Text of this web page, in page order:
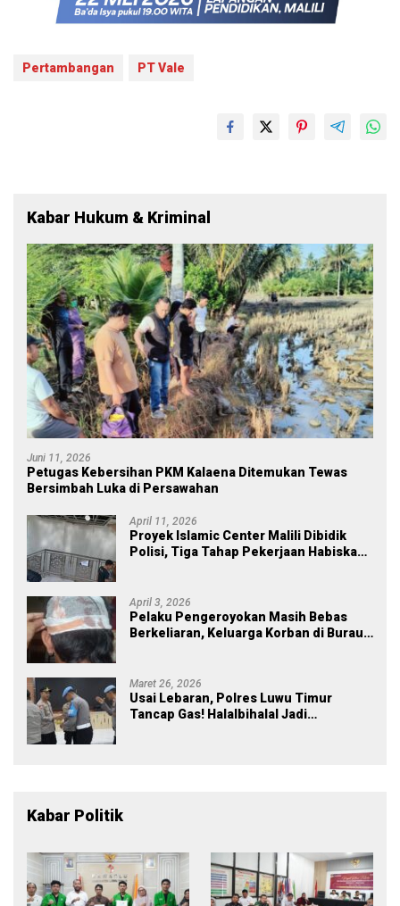
Pertambangan PT Vale
Kabar Hukum & Kriminal
Juni 11, 2026
Petugas Kebersihan PKM Kalaena Ditemukan Tewas
Bersimbah Luka di Persawahan
April 11, 2026
Proyek Islamic Center Malili Dibidik
Polisi, Tiga Tahap Pekerjaan Habiskan
April 3, 2026
Pelaku Pengeroyokan Masih Bebas
Berkeliaran, Keluarga Korban di Burau
Maret 26, 2026
Usai Lebaran, Polres Luwu Timur
Tancap Gas! Halalbihalal Jadi
Kabar Politik